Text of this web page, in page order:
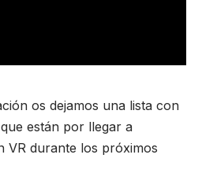
os dejamos una lista con
están por llegar a
VR durante los próximos